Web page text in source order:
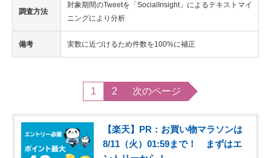
調査方法
対象期間のTweetを「SocialInsight」によるテキストマイ
ニングにより分析
備考 実数に近づけるため件数を100%に補正
1 2 次のページ
【楽天】PR：お買い物マラソンは
8/11（火）01:59まで！ まずはエ